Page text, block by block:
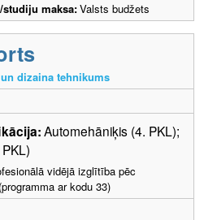
studiju maksa:Valsts budžets
dizaina tehnikums
Automehāniķis (4. PKL);
vidējā izglītība pēc
ar kodu 33)